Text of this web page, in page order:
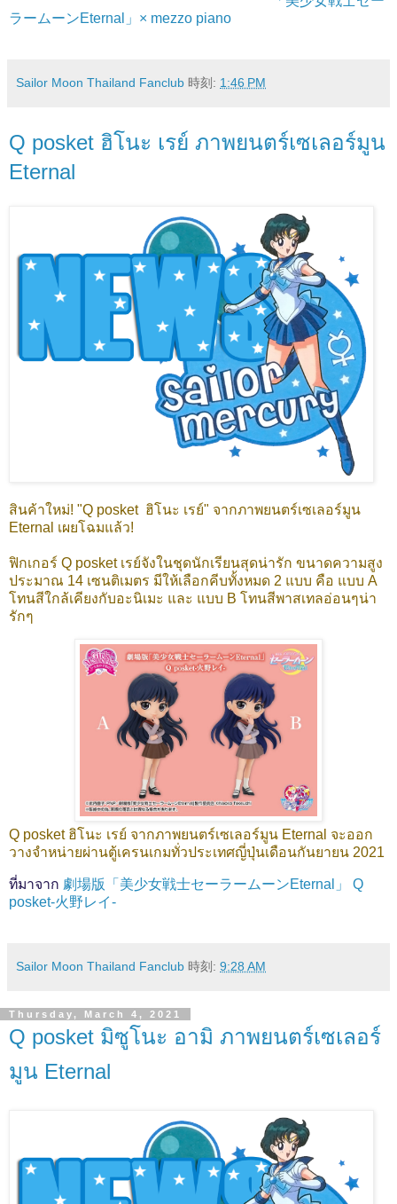
ラームーンEternal」× mezzo piano
Sailor Moon Thailand Fanclub 時刻: 1:46 PM
Q posket ฮิโนะ เรย์ ภาพยนตร์เซเลอร์มูน
Eternal
สินค้าใหม่! "Q posket ฮิโนะ เรย์" จากภาพยนตร์เซเลอร์มูน
Eternal เผยโฉมแล้ว!
ฟิกเกอร์ Q posket เรย์จังในชุดนักเรียนสุดน่ารัก ขนาดความสูง
ประมาณ 14 เซนติเมตร มีให้เลือกคีบทั้งหมด 2 แบบ คือ แบบ A
โทนสีใกล้เคียงกับอะนิเมะ และ แบบ B โทนสีพาสเทลอ่อนๆน่า
รักๆ
Q posket ฮิโนะ เรย์ จากภาพยนตร์เซเลอร์มูน Eternal จะออก
วางจำหน่ายผ่านตู้เครนเกมทั่วประเทศญี่ปุ่นเดือนกันยายน 2021
ที่มาจาก 劇場版「美少女戦士セーラームーンEternal」 Q
posket-火野レイ-
Sailor Moon Thailand Fanclub 時刻: 9:28 AM
Thursday, March 4, 2021
Q posket มิซูโนะ อามิ ภาพยนตร์เซเลอร์
มูน Eternal